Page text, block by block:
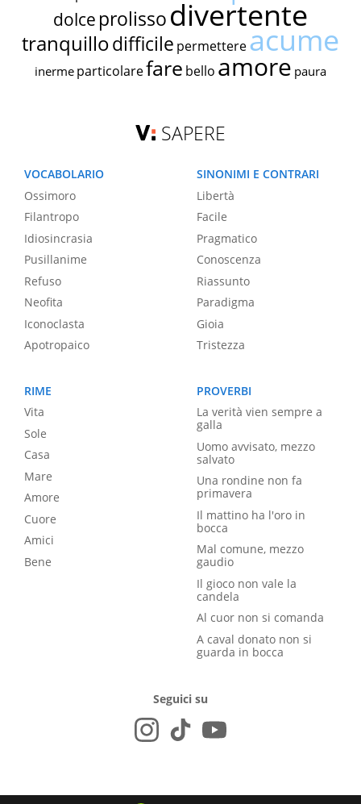
dolce prolissodivertente
tranquillodifficile permettereacume
inerme particolarefare bello amore paura
SAPERE
VOCABOLARIO
Ossimoro
Filantropo
Idiosincrasia
Pusillanime
Refuso
Neofita
Iconoclasta
Apotropaico
SINONIMI E CONTRARI
Libertà
Facile
Pragmatico
Conoscenza
Riassunto
Paradigma
Gioia
Tristezza
RIME
Vita
Sole
Casa
Mare
Amore
Cuore
Amici
Bene
PROVERBI
La verità vien sempre a
galla
Uomo avvisato, mezzo
salvato
Una rondine non fa
primavera
Il mattino ha l'oro in
bocca
Mal comune, mezzo
gaudio
Il gioco non vale la
candela
Al cuor non si comanda
A caval donato non si
guarda in bocca
Seguici su